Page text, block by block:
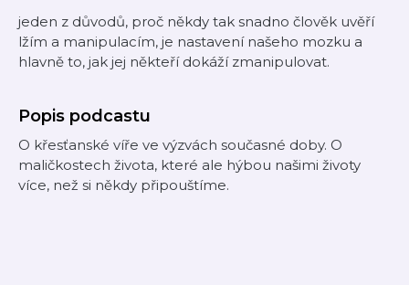
jeden z důvodů, proč někdy tak snadno člověk uvěří
lžím a manipulacím, je nastavení našeho mozku a
hlavně to, jak jej někteří dokáží zmanipulovat.
Popis podcastu
O křesťanské víře ve výzvách současné doby. O
maličkostech života, které ale hýbou našimi životy
více, než si někdy připouštíme.